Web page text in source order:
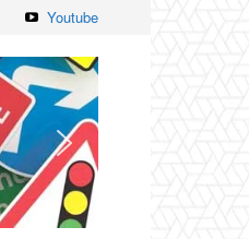
Youtube